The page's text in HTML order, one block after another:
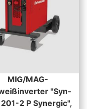
MIG/MAG-
"Syn-
201-2 P Synergic",